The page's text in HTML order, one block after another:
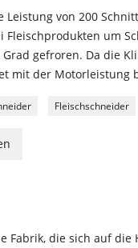
Leistung von 200
Fleischprodukten um
gefroren. Da die
mit der Motorleistung
Fleischschneider
Fabrik, die sich auf die